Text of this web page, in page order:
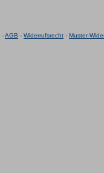
-AGB - Widerrufsrecht - Muster-